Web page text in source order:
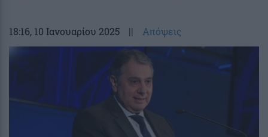
18:16, 10 Ιανουαρίου 2025 || Απόψεις